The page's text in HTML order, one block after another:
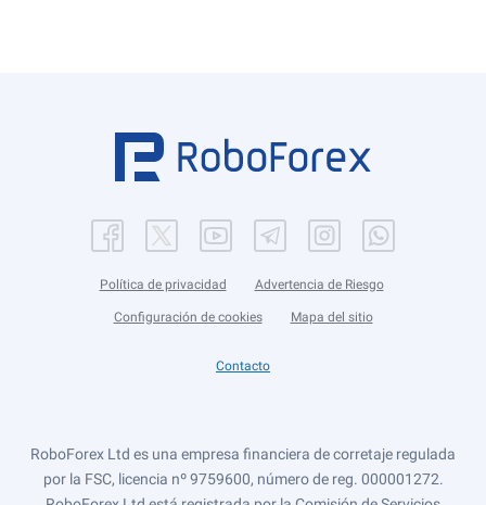
Política de privacidad Advertencia de Riesgo
Configuración de cookies Mapa del sitio
Contacto
RoboForex Ltd es una empresa financiera de corretaje regulada
por la FSC, licencia nº 9759600, número de reg. 000001272.